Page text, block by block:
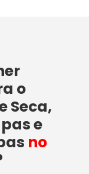
o
Seca,
e
no